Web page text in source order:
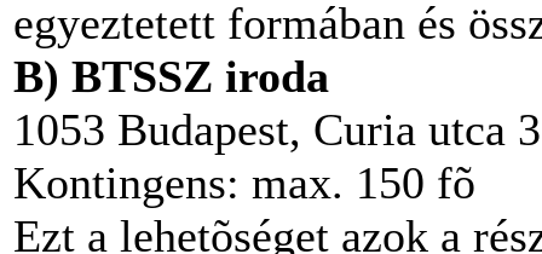
egyeztetett formában és
B) BTSSZ iroda
1053 Budapest, Curia utca
Kontingens: max. 150 fõ
Ezt a lehetõséget azok a